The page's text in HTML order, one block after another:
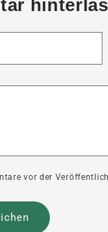
vor der